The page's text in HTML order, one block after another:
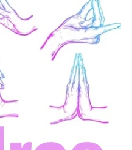
Especiarias